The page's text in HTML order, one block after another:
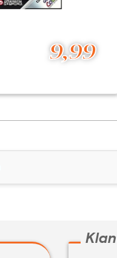
9,99